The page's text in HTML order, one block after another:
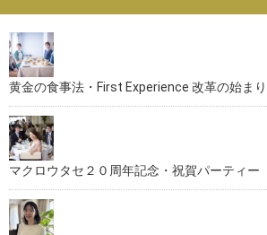
黄金の食事法・First Experience 改革の始まり
マクロウタセ２０周年記念・祝賀パーティー